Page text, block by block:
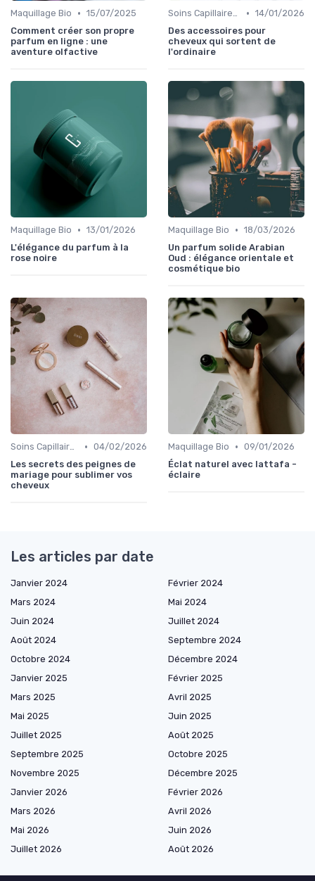
Maquillage Bio • 15/07/2025
Comment créer son propre
parfum en ligne : une
aventure olfactive
Soins Capillaires Bio • 14/01/2026
Des accessoires pour
cheveux qui sortent de
l'ordinaire
Maquillage Bio • 13/01/2026
L'élégance du parfum à la
rose noire
Maquillage Bio • 18/03/2026
Un parfum solide Arabian
Oud : élégance orientale et
cosmétique bio
Soins Capillaires Bio • 04/02/2026
Les secrets des peignes de
mariage pour sublimer vos
cheveux
Maquillage Bio • 09/01/2026
Éclat naturel avec lattafa -
éclaire
Les articles par date
Janvier 2024
Février 2024
Mars 2024
Mai 2024
Juin 2024
Juillet 2024
Août 2024
Septembre 2024
Octobre 2024
Décembre 2024
Janvier 2025
Février 2025
Mars 2025
Avril 2025
Mai 2025
Juin 2025
Juillet 2025
Août 2025
Septembre 2025
Octobre 2025
Novembre 2025
Décembre 2025
Janvier 2026
Février 2026
Mars 2026
Avril 2026
Mai 2026
Juin 2026
Juillet 2026
Août 2026